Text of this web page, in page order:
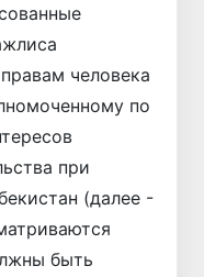
человека
по
при
(далее -
быть